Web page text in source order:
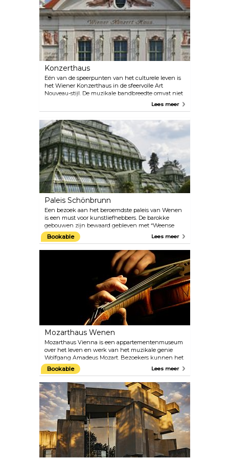
Konzerthaus
Eén van de speerpunten van het culturele leven is
het Wiener Konzerthaus in de sfeervolle Art
Nouveau-stijl. De muzikale bandbreedte omvat niet
alleen het klassieke repertoire, maar varieert ook
van vandaag. Bekijk het programma op hun
officiële website. Er zijn bijna elke dag meerdere
optredens. Perfect plan voor een date op een
regenachtige dag! Als je meer geïnteresseerd bent
in architectuur dan in muziek, neem dan deel aan
de rondleiding door het Konzerthaus.
Lees meer
Paleis Schönbrunn
Een bezoek aan het beroemdste paleis van Wenen
is een must voor kunstliefhebbers. De barokke
gebouwen zijn bewaard gebleven met “Weense
charme” en herbergen de 1.441 kamers die ooit door
de keizerlijke familie werden bewoond. Je kunt er
vandaag de dag nog steeds 40 bewonderen tijdens
de rondleidingen. Ontdek de architecturale
schatten van de paleistuinen, zoals het Palmhuis
en de oudste dierentuin ter wereld, gebouwd in
1752 door keizer Franz I. Natuurlijk zijn de tuinen
het best te bezoeken in de warmere maanden.
Bookable Lees meer
Mozarthaus Wenen
Mozarthaus Vienna is een appartementenmuseum
over het leven en werk van het muzikale genie
Wolfgang Amadeus Mozart. Bezoekers kunnen het
enige Weense appartement van Mozart verkennen
dat bewaard is gebleven en waar hij de meeste
muziek componeerde. Naast de flat is er een
uitgebreide presentatie van de tijd waarin Mozart
leefde en van zijn belangrijkste werken.
Audiogidsen in verschillende talen zijn inbegrepen
in de toegangsprijs.
Bookable Lees meer